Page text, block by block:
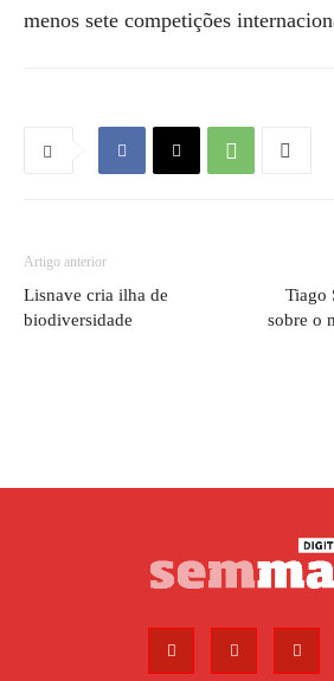
menos sete competições
Artigo anterior
Lisnave cria ilha de
biodiversidade
Tiago
sobre o